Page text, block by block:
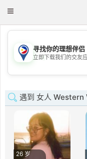
Toggle
💖
寻找你的理想伴侣
立即下载我们的交友应
遇到 女人
26 岁